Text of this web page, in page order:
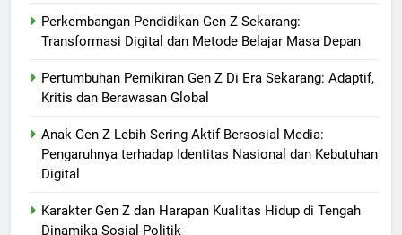
Perkembangan Pendidikan Gen Z Sekarang:
Transformasi Digital dan Metode Belajar Masa Depan
Pertumbuhan Pemikiran Gen Z Di Era Sekarang: Adaptif,
Kritis dan Berawasan Global
Anak Gen Z Lebih Sering Aktif Bersosial Media:
Pengaruhnya terhadap Identitas Nasional dan Kebutuhan
Digital
Karakter Gen Z dan Harapan Kualitas Hidup di Tengah
Dinamika Sosial-Politik